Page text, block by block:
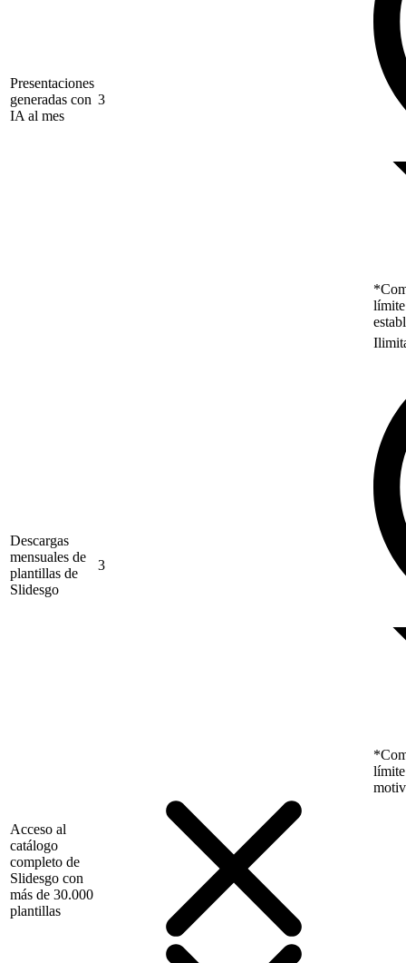
Presentaciones
generadas con
IA al mes
3
Descargas
mensuales de
plantillas de
Slidesgo
3
límite
Acceso al
catálogo
completo de
Slidesgo con
más de 30.000
plantillas